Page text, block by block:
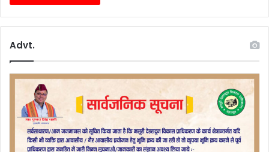
Advt.